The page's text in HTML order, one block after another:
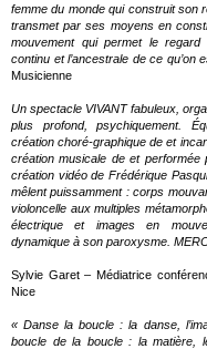
femme du monde qui construit son
transmet par ses moyens en
mouvement qui permet le regard
continu et l’ancestrale de ce qu’on
Musicienne
Un spectacle VIVANT fabuleux,
plus profond, psychiquement.
création choré-graphique de et
création musicale de et performée
création vidéo de Frédérique
mêlent puissamment : corps
violoncelle aux multiples
électrique et images en
dynamique à son paroxysme.
Sylvie Garet – Médiatrice
Nice
« Danse la boucle : la danse,
boucle de la boucle : la matière,